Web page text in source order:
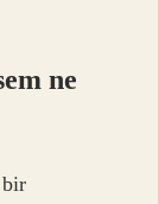
ne